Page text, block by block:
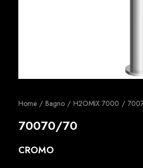
Home Bagno H2OMIX 7000
70070/70
CROMO